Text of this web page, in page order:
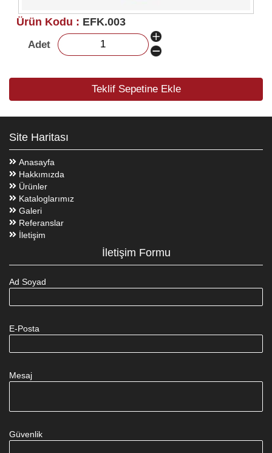
Ürün Kodu : EFK.003
Adet
Teklif Sepetine Ekle
Site Haritası
Anasayfa
Hakkımızda
Ürünler
Kataloglarımız
Galeri
Referanslar
İletişim
İletişim Formu
Ad Soyad
E-Posta
Mesaj
Güvenlik